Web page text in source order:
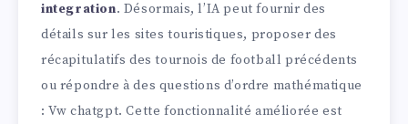
integration. Désormais, l’IA peut fournir des
détails sur les sites touristiques, proposer des
récapitulatifs des tournois de football précédents
ou répondre à des questions d’ordre mathématique
: Vw chatgpt. Cette fonctionnalité améliorée est